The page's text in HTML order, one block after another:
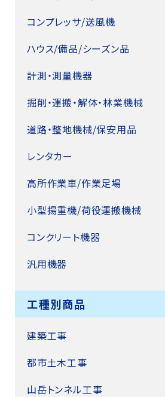
コンプレッサ/送風機
ハウス/備品/シーズン品
計測・測量機器
掘削・運搬・解体・林業機械
道路・整地機械/保安用品
レンタカー
高所作業車/作業足場
小型揚重機/荷役運搬機械
コンクリート機器
汎用機器
工種別商品
建築工事
都市土木工事
山岳トンネル工事